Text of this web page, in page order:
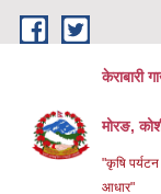
Skip to main content
केराबारी
मोरङ,
"कृषि पर्यटन
आधार"